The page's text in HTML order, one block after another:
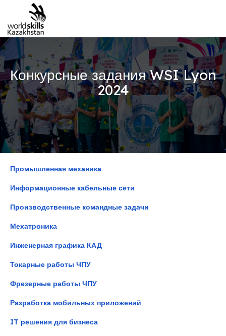
Конкурсные задания WSI Lyon
2024
Промышленная механика
Информационные кабельные сети
Производственные командные задачи
Мехатроника
Инженерная графика КАД
Токарные работы ЧПУ
Фрезерные работы ЧПУ
Разработка мобильных приложений
IT решения для бизнеса